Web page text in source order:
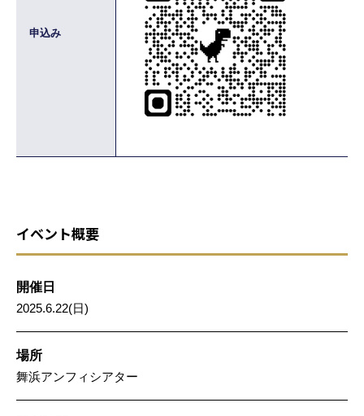
申込み
イベント概要
開催日
2025.6.22(日)
場所
舞浜アンフィシアター